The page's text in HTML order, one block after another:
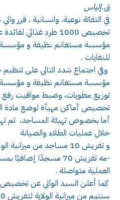
ق.إلياس
في التفاتة نوعية، وانسانية ، قرر
تخصيص 1000 طرد غذائي
مؤسسة مستغانم نظيفة و مؤسسة
للنفايات .
وفي اجتماع شدد التالي على
مؤسسة مستغانم نظيفة و مؤسسة
توزيع مطويات، وضبط مواقيت رفع
تخصيص أماكن مهيأة لوضع مادة
خلال عمليات الطلاء والصيانة
و تفريش 10 مساجد من ميزانية الولاية
-مه تفريش 70 مسجدًا
العملية متواصلة .